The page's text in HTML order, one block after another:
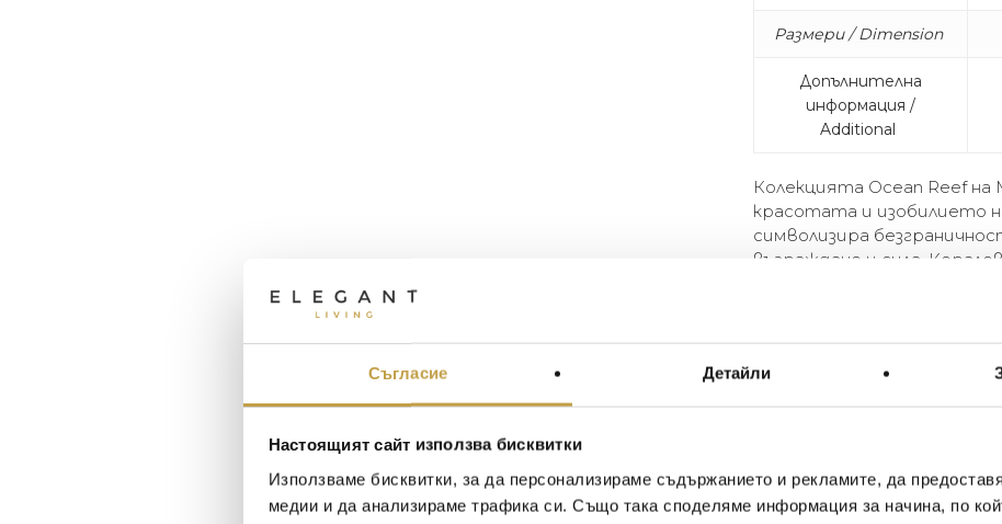
Съгласие Детайли
Настоящият сайт използва бисквитки
Използваме бисквитки, за да персонализираме съдържанието и рекламите, да
медии и да анализираме трафика си. Също така споделяме информация за начина, по
Размери / Dimension
Допълнителна
информация /
Additional
Колекцията Ocean Reef на
красотата и изобилието
символизира
възраждане и сила.
изцеление,
The Ocean Reef collection
and beauty found on the
and limitlessness, and coral
are also associated with